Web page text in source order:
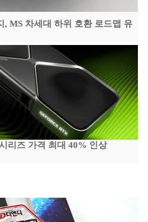
, MS 차세대 하위 호환 로드맵 유
리즈 가격 최대 40% 인상